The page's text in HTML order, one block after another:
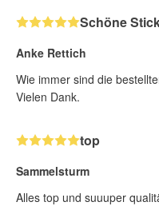
Schöne
Anke Rettich
Wie immer sind die
Vielen Dank.
top
Sammelsturm
Alles top und suuuper